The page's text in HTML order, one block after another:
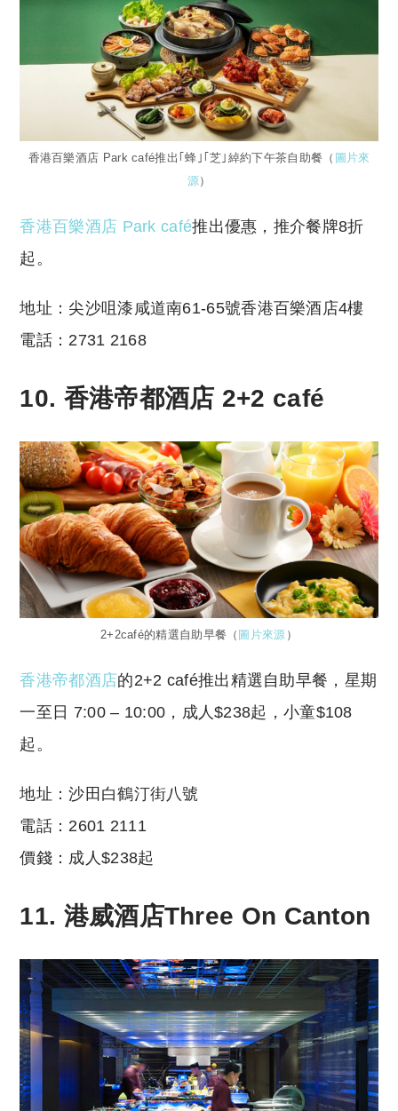
香港百樂酒店 Park café推出｢蜂｣｢芝｣綽約下午茶自助餐（ 圖片來
源）
香港百樂酒店 Park café推出優惠，推介餐牌8折
起。
地址：尖沙咀漆咸道南61-65號香港百樂酒店4樓
電話：2731 2168
10. 香港帝都酒店 2+2 café
2+2café的精選自助早餐（ 圖片來源 ）
香港帝都酒店的2+2 café推出精選自助早餐，星期
一至日 7:00 – 10:00，成人$238起，小童$108
起。
地址：沙田白鶴汀街八號
電話：2601 2111
價錢：成人$238起
11. 港威酒店Three On Canton